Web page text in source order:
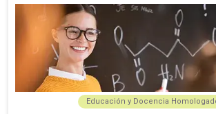
Educación y Docencia